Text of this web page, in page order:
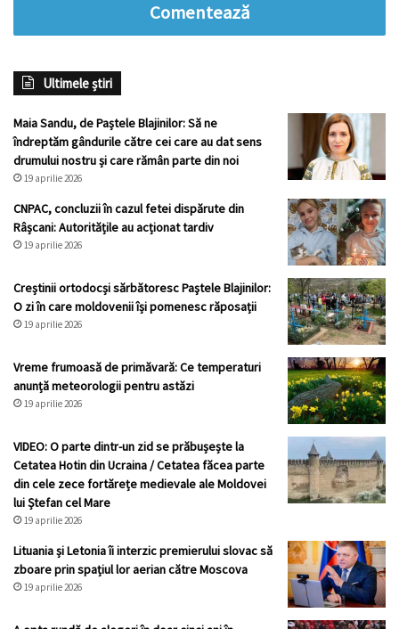
Comentează
Ultimele știri
Maia Sandu, de Paștele Blajinilor: Să ne
îndreptăm gândurile către cei care au dat sens
drumului nostru și care rămân parte din noi
19 aprilie 2026
CNPAC, concluzii în cazul fetei dispărute din
Râșcani: Autoritățile au acționat tardiv
19 aprilie 2026
Creștinii ortodocși sărbătoresc Paştele Blajinilor:
O zi în care moldovenii își pomenesc răposații
19 aprilie 2026
Vreme frumoasă de primăvară: Ce temperaturi
anunță meteorologii pentru astăzi
19 aprilie 2026
VIDEO: O parte dintr-un zid se prăbușește la
Cetatea Hotin din Ucraina / Cetatea făcea parte
din cele zece fortărețe medievale ale Moldovei
lui Ștefan cel Mare
19 aprilie 2026
Lituania și Letonia îi interzic premierului slovac să
zboare prin spațiul lor aerian către Moscova
19 aprilie 2026